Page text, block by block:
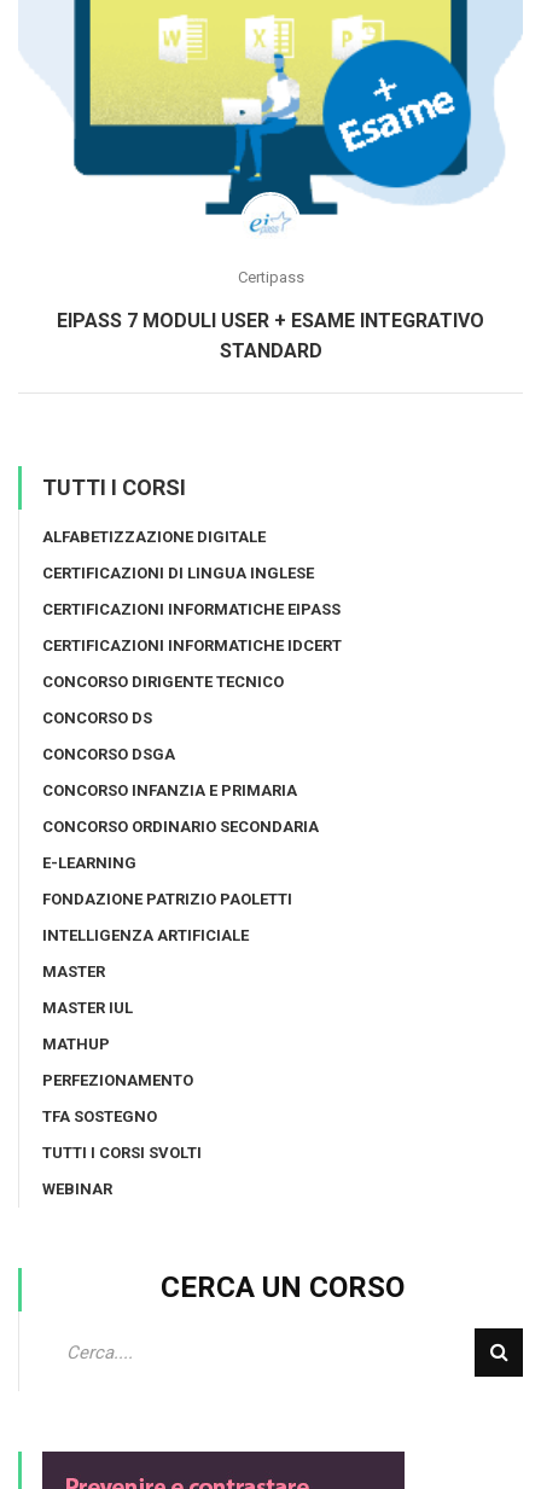
Certipass
EIPASS 7 MODULI USER + ESAME INTEGRATIVO
STANDARD
TUTTI I CORSI
ALFABETIZZAZIONE DIGITALE
CERTIFICAZIONI DI LINGUA INGLESE
CERTIFICAZIONI INFORMATICHE EIPASS
CERTIFICAZIONI INFORMATICHE IDCERT
CONCORSO DIRIGENTE TECNICO
CONCORSO DS
CONCORSO DSGA
CONCORSO INFANZIA E PRIMARIA
CONCORSO ORDINARIO SECONDARIA
E-LEARNING
FONDAZIONE PATRIZIO PAOLETTI
INTELLIGENZA ARTIFICIALE
MASTER
MASTER IUL
MATHUP
PERFEZIONAMENTO
TFA SOSTEGNO
TUTTI I CORSI SVOLTI
WEBINAR
CERCA UN CORSO